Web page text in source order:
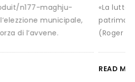
pour la défense du
commencé ce jour-là »